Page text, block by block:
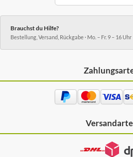
Brauchst du Hilfe?
Bestellung, Versand, Rückgabe · Mo. – Fr. 9 – 16 Uhr